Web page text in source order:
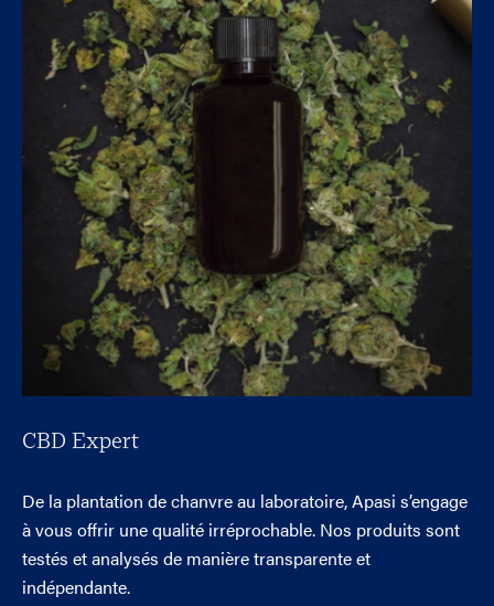
CBD Expert
De la plantation de chanvre au laboratoire, Apasi s’engage
à vous offrir une qualité irréprochable. Nos produits sont
testés et analysés de manière transparente et
indépendante.